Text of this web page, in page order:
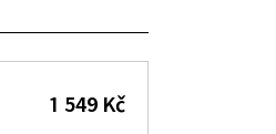
1 549 Kč